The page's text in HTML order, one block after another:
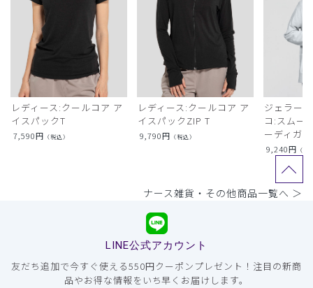
レディース:クールコア ア
イスパックT
7,590円 （税込）
レディース:クールコア ア
イスパックZIP T
9,790円 （税込）
ジェラー
コ:スムー
ーディガン
9,240円 （税
ナース雑貨・その他商品一覧へ ＞
LINE公式アカウント
友だち追加で今すぐ使える550円クーポンプレゼント！注目の新商
品やお得な情報をいち早くお届けします。